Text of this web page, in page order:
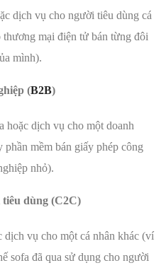
dịch vụ cho người tiêu dùng cá
mại điện tử bán từng đôi
mình).
(B2B)
hoặc dịch vụ cho một doanh
mềm bán giấy phép công
nhỏ).
dùng (C2C)
dịch vụ cho một cá nhân khác (ví
sofa đã qua sử dụng cho người